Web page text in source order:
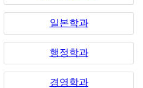
일본학과
행정학과
경영학과